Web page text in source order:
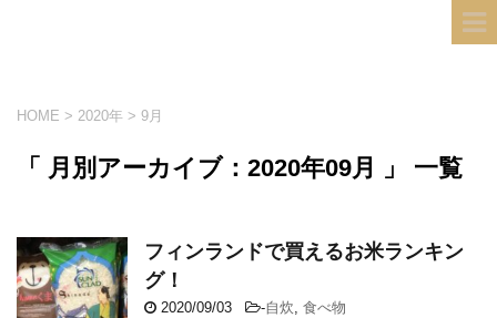
HOME > 2020年 > 9月
「 月別アーカイブ：2020年09月 」 一覧
フィンランドで買えるお米ランキン
グ！
2020/09/03 -自炊 食べ物